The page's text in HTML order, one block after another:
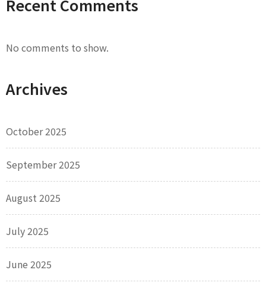
Recent Comments
No comments to show.
Archives
October 2025
September 2025
August 2025
July 2025
June 2025